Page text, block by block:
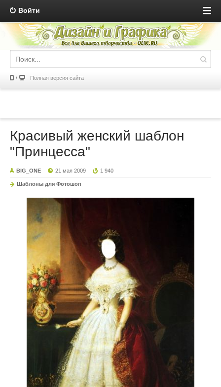
Войти
Полная версия сайта
Красивый женский шаблон
"Принцесса"
BIG_ONE 21 мая 2009 1 940
Шаблоны для Фотошоп